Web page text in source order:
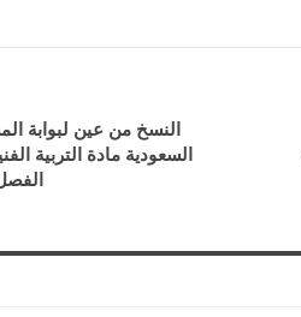
النسخ من عين لبوابة
السعودية مادة التربية
الفصل